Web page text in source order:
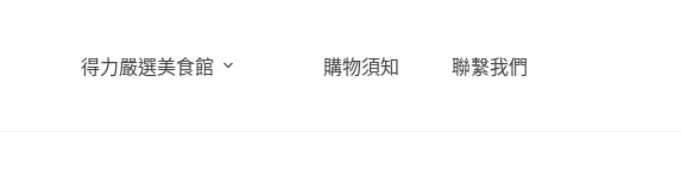
得力嚴選美食館 購物須知 聯繫我們